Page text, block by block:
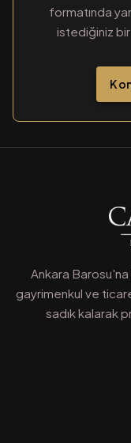
formatında
istediğiniz bir
Ankara Barosu'na
gayrimenkul ve
sadık kalarak